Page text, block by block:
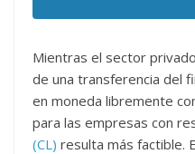
Mientras el sector
de una transferencia del
en moneda libremente
para las empresas con
(CL) resulta más factible.